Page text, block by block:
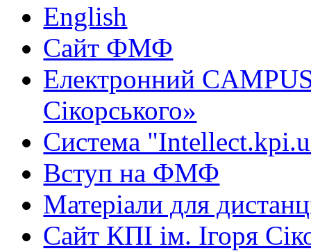
English
Сайт ФМФ
Електронний
Сікорського»
Система
Вступ на ФМФ
Матеріали для
Сайт КПІ ім. Ігоря